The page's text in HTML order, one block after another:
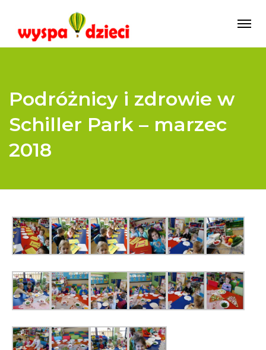
Podróżnicy i zdrowie w
Schiller Park – marzec
2018